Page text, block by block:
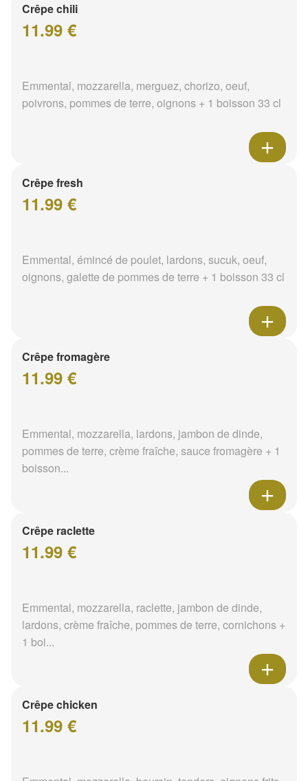
Crêpe chili
11.99 €
Emmental, mozzarella, merguez, chorizo, oeuf,
poivrons, pommes de terre, oignons + 1 boisson 33 cl
Crêpe fresh
11.99 €
Emmental, émincé de poulet, lardons, sucuk, oeuf,
oignons, galette de pommes de terre + 1 boisson 33 cl
Crêpe fromagère
11.99 €
Emmental, mozzarella, lardons, jambon de dinde,
pommes de terre, crème fraîche, sauce fromagère + 1
boisson...
Crêpe raclette
11.99 €
Emmental, mozzarella, raclette, jambon de dinde,
lardons, crème fraîche, pommes de terre, cornichons +
1 boi...
Crêpe chicken
11.99 €